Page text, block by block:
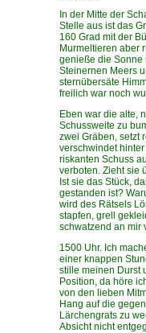
In der Mitte der
Stelle aus ist das
160 Grad mit der
Murmeltieren aber
genieße die Sonne
Steinernen Meers
sternübersäte
freilich war noch
Eben war die alte,
Schussweite zu
zwei Gräben, setzt
verschwindet
riskanten Schuss
verboten. Zieht sie
Ist sie das Stück,
gestanden ist?
wird des Rätsels
stapfen, grell
schwatzend an mir
1500 Uhr. Ich
einer knappen
stille meinen Durst
Position, da höre
von den lieben
Hang auf die
Lärchengrats zu
Absicht nicht